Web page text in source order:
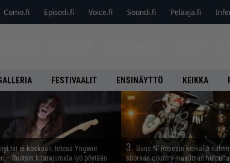
Como.fi Episodi.fi Voice.fi Soundi.fi Pelaaja.fi
FESTIVAALIT ENSINÄYTTÖ KEIKKA
tai ei koskaan, toteaa Yngwie
– Ruotsin kitarajumala lyö pöytään
3. Guns N’ Rosesin keikalla
suoraan country-maailman